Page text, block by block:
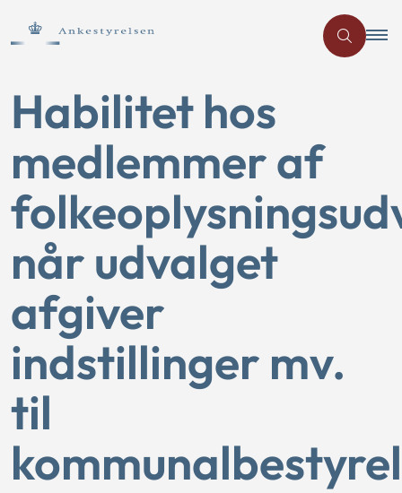
Habilitet hos
medlemmer af
når udvalget
afgiver
indstillinger mv.
til